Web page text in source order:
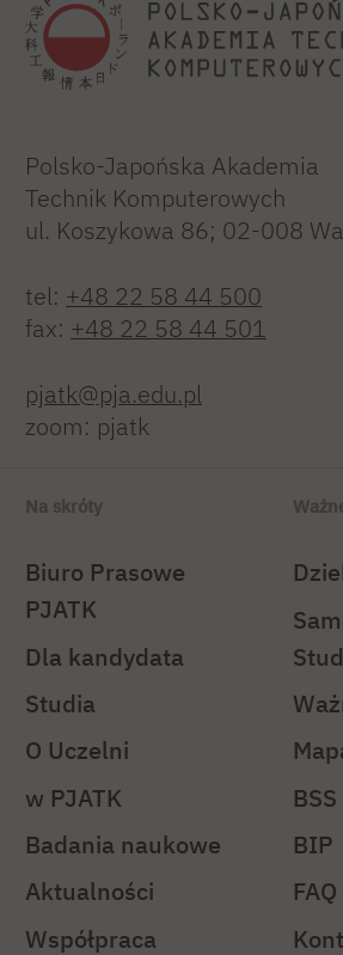
Polsko-Japońska Akademia
Technik Komputerowych
ul. Koszykowa 86; 02-008
tel: +48 22 58 44 500
fax: +48 22 58 44 501
pjatk@pja.edu.pl
zoom: pjatk
Na skróty
Biuro Prasowe
PJATK
Dla kandydata
Studia
O Uczelni
w PJATK
Badania naukowe
Aktualności
Współpraca
BSS
BIP
FAQ